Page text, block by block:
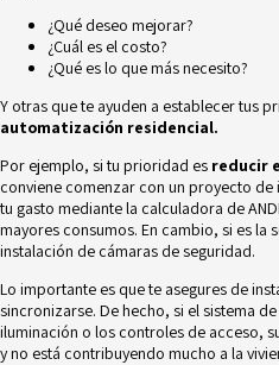
¿Qué deseo mejorar?
¿Cuál es el costo?
¿Qué es lo que más necesito?
Y otras que te ayuden a establecer tus
automatización residencial.
Por ejemplo, si tu prioridad es reducir
conviene comenzar con un proyecto
tu gasto mediante la calculadora de
mayores consumos. En cambio, si es la
instalación de cámaras de seguridad.
Lo importante es que te asegures de
sincronizarse. De hecho, si el sistema
iluminación o los controles de acceso,
y no está contribuyendo mucho a la